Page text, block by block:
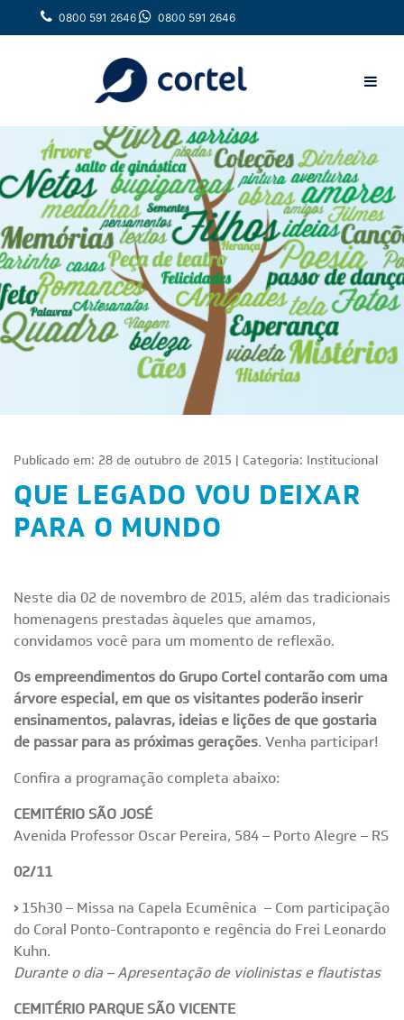
0800 591 2646 0800 591 2646
Publicado em: 28 de outubro de 2015 | Categoria: Institucional
QUE LEGADO VOU DEIXAR
PARA O MUNDO
Neste dia 02 de novembro de 2015, além das tradicionais
homenagens prestadas àqueles que amamos,
convidamos você para um momento de reflexão.
Os empreendimentos do Grupo Cortel contarão com uma
árvore especial, em que os visitantes poderão inserir
ensinamentos, palavras, ideias e lições de que gostaria
de passar para as próximas gerações. Venha participar!
Confira a programação completa abaixo:
CEMITÉRIO SÃO JOSÉ
Avenida Professor Oscar Pereira, 584 – Porto Alegre – RS
02/11
›15h30 – Missa na Capela Ecumênica – Com participação
do Coral Ponto-Contraponto e regência do Frei Leonardo
Kuhn.
Durante o dia – Apresentação de violinistas e flautistas
CEMITÉRIO PARQUE SÃO VICENTE